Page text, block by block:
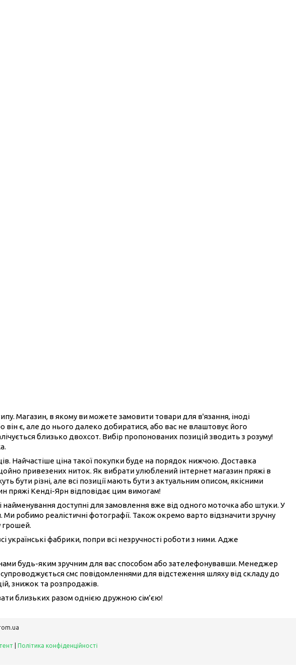
Магазин, в якому ви можете замовити товари для в'язання, іноді
є, але до нього далеко добиратися, або вас не влаштовує його
близько двохсот. Вибір пропонованих позицій зводить з розуму!
Найчастіше ціна такої покупки буде на порядок нижчою. Доставка
привезених ниток. Як вибрати улюблений інтернет магазин пряжі в
бути різні, але всі позиції мають бути з актуальним описом, якісними
пряжі Кенді-Ярн відповідає цим вимогам!
найменування доступні для замовлення вже від одного моточка або штуки. У
робимо реалістичні фотографії. Також окремо варто відзначити зручну
грошей.
українські фабрики, попри всі незручності роботи з ними. Адже
будь-яким зручним для вас способом або зателефонувавши. Менеджер
смс повідомленнями для відстеження шляху від складу до
знижок та розпродажів.
близьких разом однією дружною сім'єю!
Політика конфіденційності